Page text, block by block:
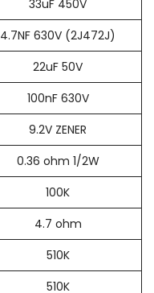
33uF 450V
4.7NF 630V (2J472J)
22uF 50V
100nF 630V
9.2V ZENER
0.36 ohm 1/2W
100K
4.7 ohm
510K
510K